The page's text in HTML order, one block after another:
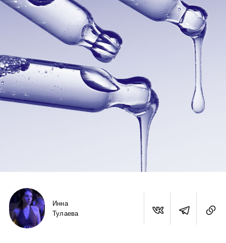
Инна
Тулаева